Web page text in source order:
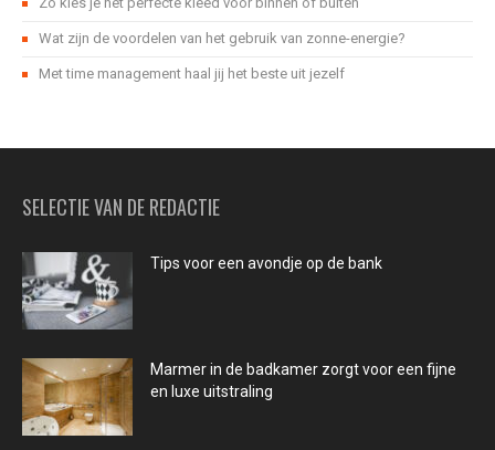
Wat zijn de voordelen van het gebruik van zonne-energie?
Met time management haal jij het beste uit jezelf
SELECTIE VAN DE REDACTIE
Tips voor een avondje op de bank
Marmer in de badkamer zorgt voor een fijne
en luxe uitstraling